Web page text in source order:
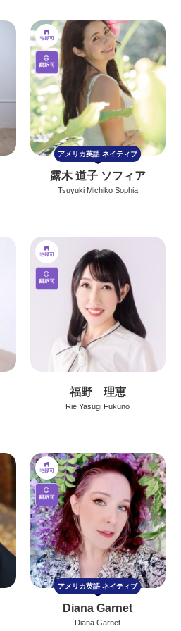
アメリカ英語ネイティブ
露木 道子 ソフィア
Tsuyuki Michiko Sophia
福野 理恵
Rie Yasugi Fukuno
アメリカ英語ネイティブ
Diana Garnet
Diana Garnet